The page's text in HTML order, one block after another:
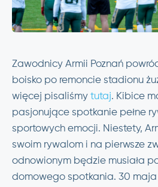
Zawodnicy Armii Poznań
boisko po remoncie stadionu
więcej pisaliśmy tutaj. Kibice
pasjonujące spotkanie pełne
sportowych emocji. Niestety,
swoim rywalom i na pierwsze
odnowionym będzie musiała
domowego spotkania. 30 maja